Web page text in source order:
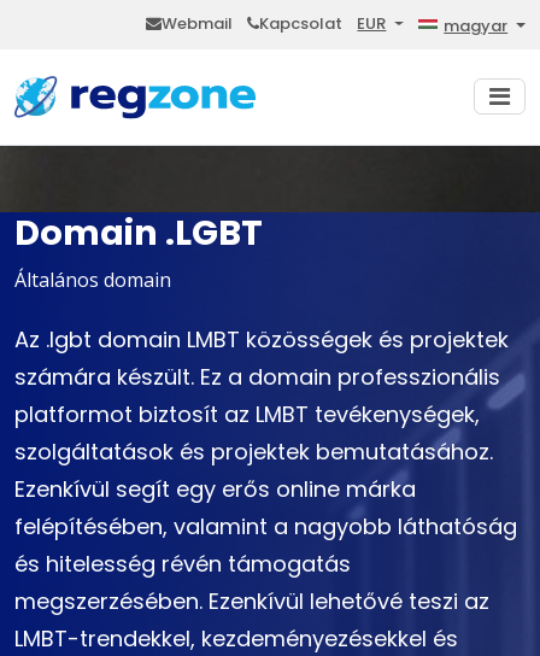
Webmail Kapcsolat EUR magyar
Domain .LGBT
Általános domain
Az .lgbt domain LMBT közösségek és projektek
számára készült. Ez a domain professzionális
platformot biztosít az LMBT tevékenységek,
szolgáltatások és projektek bemutatásához.
Ezenkívül segít egy erős online márka
felépítésében, valamint a nagyobb láthatóság
és hitelesség révén támogatás
megszerzésében. Ezenkívül lehetővé teszi az
LMBT-trendekkel, kezdeményezésekkel és